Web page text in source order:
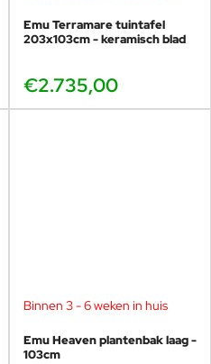
Emu Terramare tuintafel
203x103cm - keramisch blad
€2.735,00
Binnen 3 - 6 weken in huis
Emu Heaven plantenbak laag -
103cm